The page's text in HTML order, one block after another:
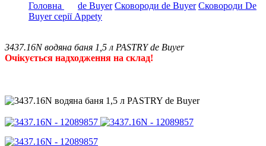
Головна
de Buyer Сковороди de Buyer Сковороди De
Buyer серії Appety
3437.16N водяна баня 1,5 л PASTRY de Buyer
Очікується надходження на склад!